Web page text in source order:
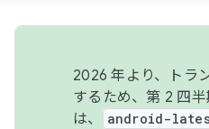
2026 年より、トラ
するため、第 2 四
は、
android-